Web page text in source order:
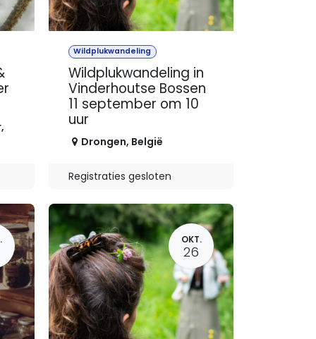
,
Wildplukwandeling
Wildplukwandeling in
Vinderhoutse Bossen
11 september om 10
uur
Drongen, België
Registraties gesloten
OKT.
26